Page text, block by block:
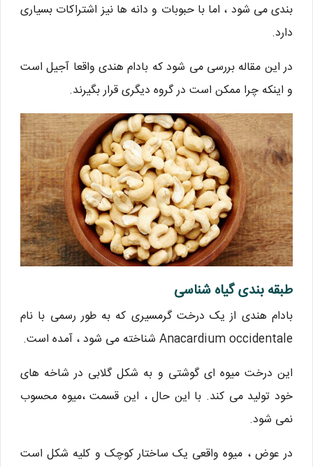
بندی می شود ، اما با حبوبات و دانه ها نیز اشتراکات بسیاری
دارد.
در این مقاله بررسی می شود که بادام هندی واقعا آجیل است
و اینکه چرا ممکن است در گروه دیگری قرار بگیرند.
طبقه بندی گیاه شناسی
بادام هندی از یک درخت گرمسیری که به طور رسمی با نام
Anacardium occidentale شناخته می شود ، آمده است.
این درخت میوه ای گوشتی و به شکل گلابی در شاخه های
خود تولید می کند. با این حال ، این قسمت ،میوه محسوب
نمی شود.
در عوض ، میوه واقعی یک ساختار کوچک و کلیه شکل است